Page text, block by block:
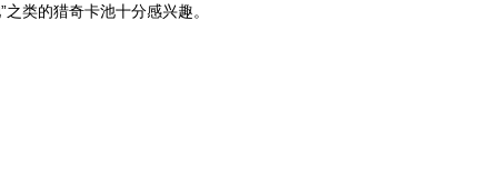
类的猎奇卡池十分感兴趣。